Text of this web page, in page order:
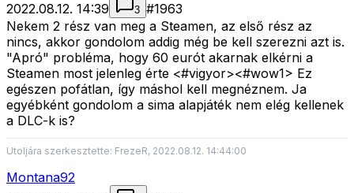
2022.08.12. 14:39 3 #1963
Nekem 2 rész van meg a Steamen, az első rész az
nincs, akkor gondolom addig még be kell szerezni azt is.
"Apró" probléma, hogy 60 eurót akarnak elkérni a
Steamen most jelenleg érte <#vigyor><#wow1> Ez
egészen pofátlan, így máshol kell megnéznem. Ja
egyébként gondolom a sima alapjáték nem elég kellenek
a DLC-k is?
Utoljára szerkesztette: FrezeR, 2022.08.12. 14:44:00
Montana92